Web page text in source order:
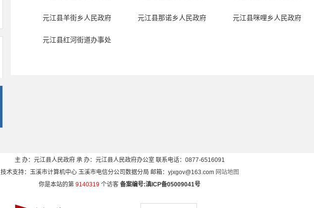
元江县羊街乡人民政府 元江县那诺乡人民政府 元江县咪哩乡人民政府
元江县红河街道办事处
主 办：元江县人民政府 承 办：元江县人民政府办公室 联系电话：0877-6516091
技术支持：玉溪市计算机中心 玉溪市电信分公司数据分局 邮箱：yjxgov@163.com 网站地图
你是本站的第 9140319 个访客 备案编号:滇ICP备05009041号